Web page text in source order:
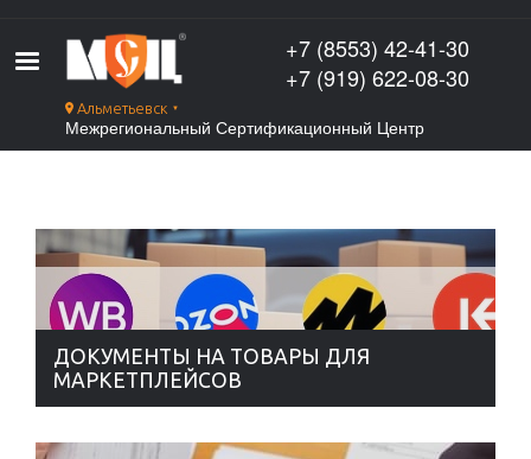
основному
содержанию
Альметьевск ▼
Межрегиональный Сертификационный Центр
+7 (8553) 42-41-30
+7 (919) 622-08-30
ДОКУМЕНТЫ НА ТОВАРЫ ДЛЯ
МАРКЕТПЛЕЙСОВ